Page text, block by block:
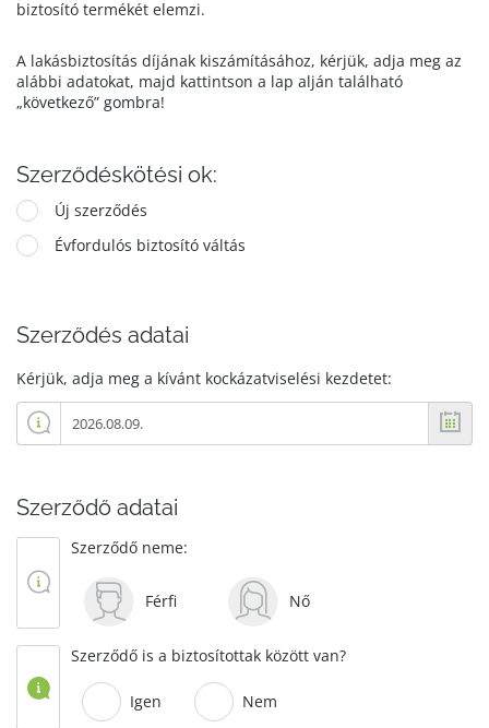
biztosító termékét elemzi.
A lakásbiztosítás díjának kiszámításához, kérjük, adja meg az
alábbi adatokat, majd kattintson a lap alján található
„következő” gombra!
Szerződéskötési ok:
Új szerződés
Évfordulós biztosító váltás
Szerződés adatai
Kérjük, adja meg a kívánt kockázatviselési kezdetet:
Szerződő adatai
Szerződő neme:
Férfi Nő
Szerződő is a biztosítottak között van?
Igen Nem